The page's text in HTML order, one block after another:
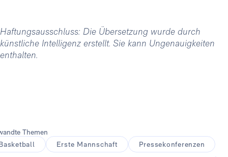
Haftungsausschluss: Die Übersetzung wurde durch
künstliche Intelligenz erstellt. Sie kann Ungenauigkeiten
enthalten.
Themen
Erste Mannschaft Pressekonferenzen